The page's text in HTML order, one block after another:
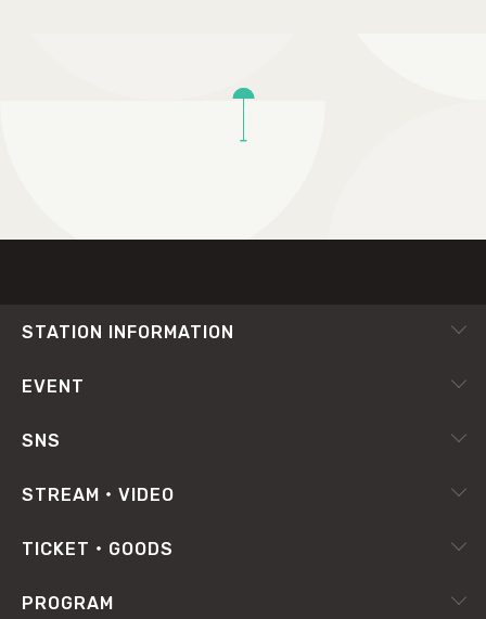
STATION INFORMATION
会社概要
番組審議会
プライバシーポリシー
EVENT
ピックアップ
SNS
RADIPASS
Instagram
STREAM・VIDEO
radiko.jp
TICKET・GOODS
RADIPASS TICKET
PROGRAM